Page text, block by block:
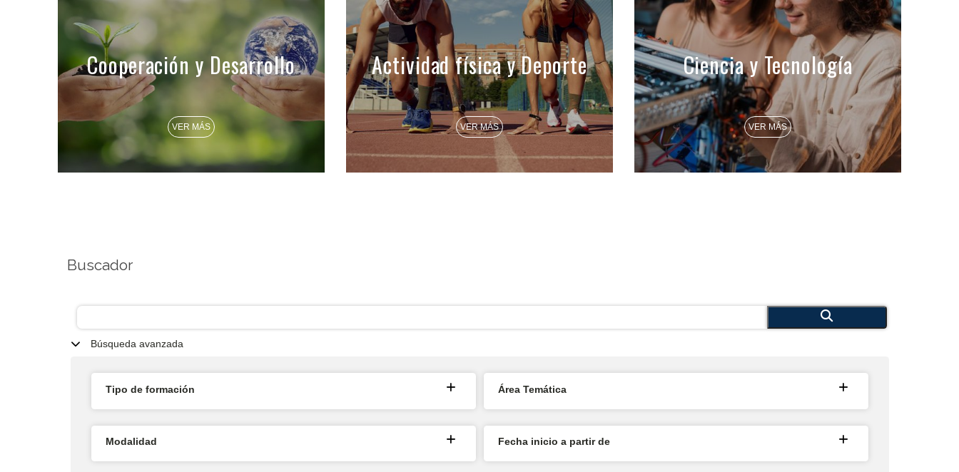
Cooperación y Desarrollo
VER MÁS
Actividad física y Deporte
VER MÁS
Ciencia y Tecnología
VER MÁS
Buscador
Búsqueda avanzada
Tipo de formación Área Temática
Modalidad Fecha inicio a partir de